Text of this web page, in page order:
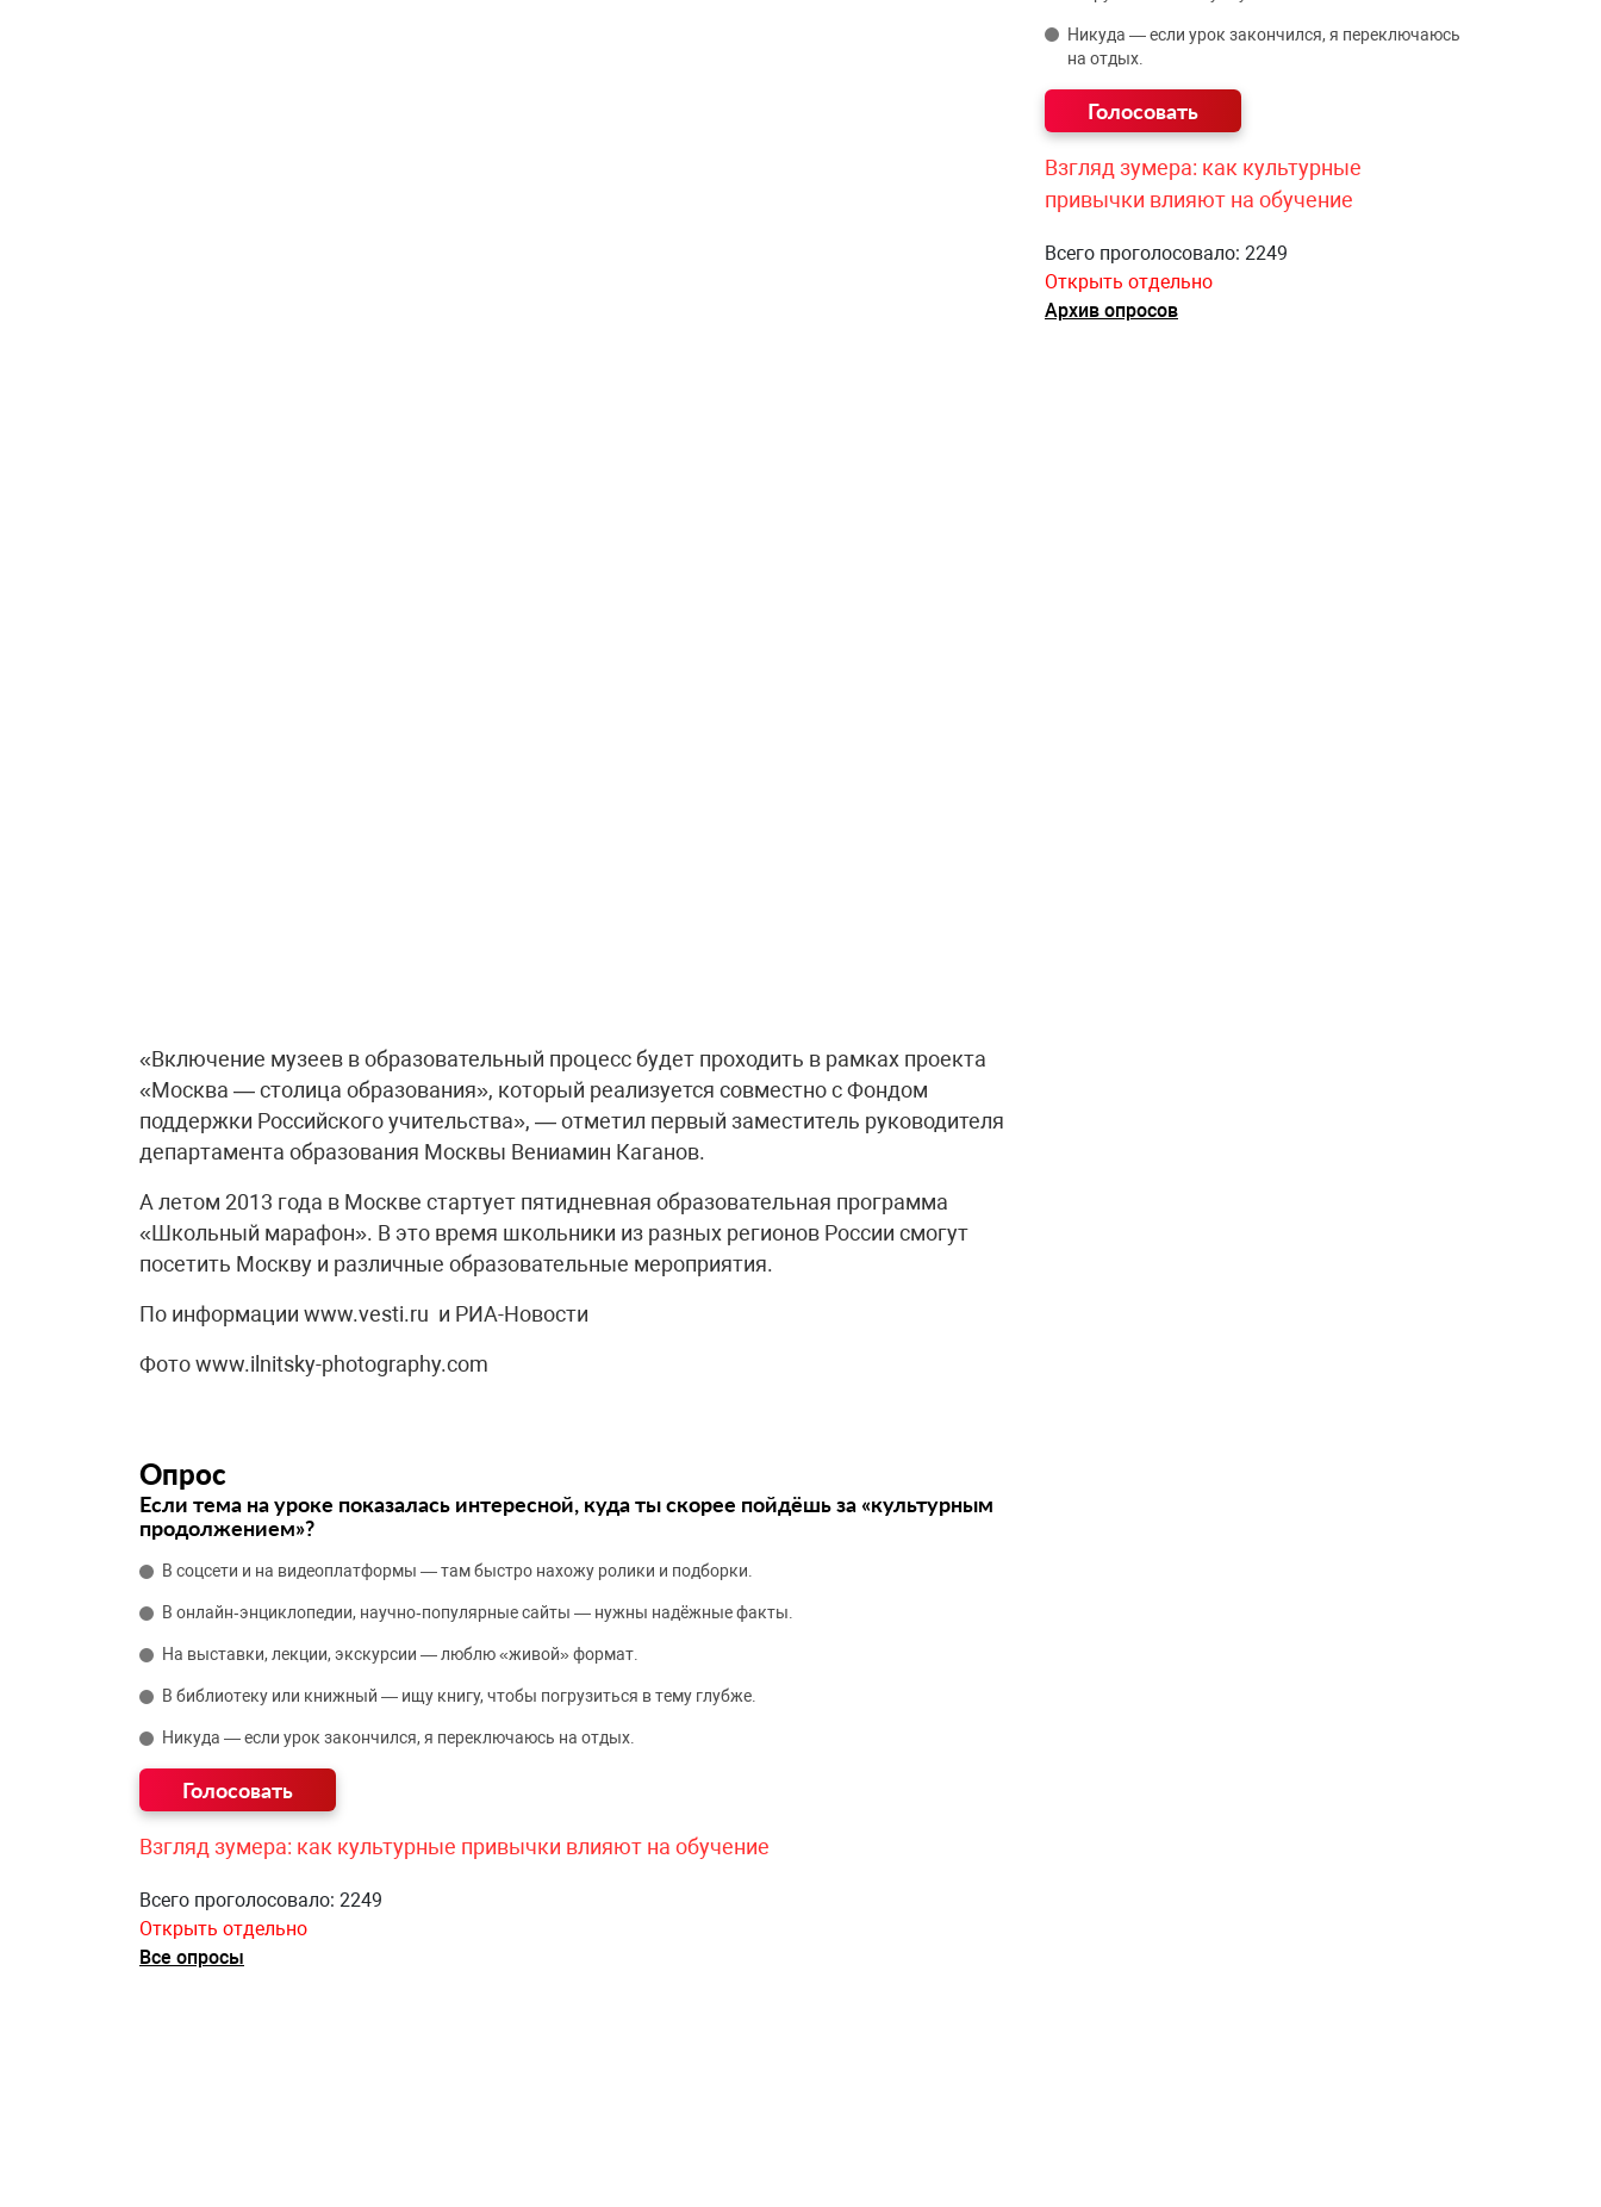
«Включение музеев в образовательный процесс будет проходить в рамках проекта
«Москва — столица образования», который реализуется совместно с Фондом
поддержки Российского учительства», — отметил первый заместитель руководителя
департамента образования Москвы Вениамин Каганов.
А летом 2013 года в Москве стартует пятидневная образовательная программа
«Школьный марафон». В это время школьники из разных регионов России смогут
посетить Москву и различные образовательные мероприятия.
По информации www.vesti.ru и РИА-Новости
Фото www.ilnitsky-photography.com
Опрос
Если тема на уроке показалась интересной, куда ты скорее пойдёшь за «культурным
продолжением»?
В соцсети и на видеоплатформы — там быстро нахожу ролики и подборки.
В онлайн‑энциклопедии, научно‑популярные сайты — нужны надёжные факты.
На выставки, лекции, экскурсии — люблю «живой» формат.
В библиотеку или книжный — ищу книгу, чтобы погрузиться в тему глубже.
Никуда — если урок закончился, я переключаюсь на отдых.
Взгляд зумера: как культурные привычки влияют на обучение
Всего проголосовало: 2249
Открыть отдельно
Все опросы
Никуда — если урок закончился, я переключаюсь
на отдых.
Взгляд зумера: как культурные
привычки влияют на обучение
Всего проголосовало: 2249
Открыть отдельно
Архив опросов